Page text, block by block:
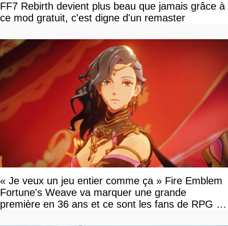
FF7 Rebirth devient plus beau que jamais grâce à
ce mod gratuit, c'est digne d'un remaster
« Je veux un jeu entier comme ça » Fire Emblem
Fortune's Weave va marquer une grande
première en 36 ans et ce sont les fans de RPG en